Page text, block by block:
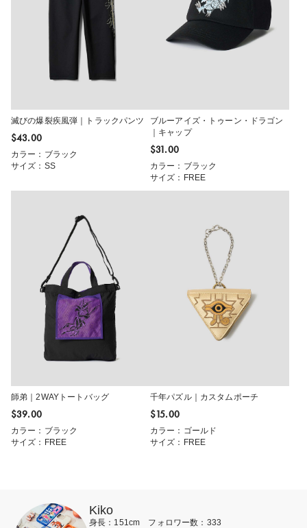
滅びの爆裂疾風弾｜トラックパンツ
$‌43.00
カラー：ブラック
サイズ：SS
ブルーアイズ・トゥーン・ドラゴン
｜キャップ
$‌31.00
カラー：ブラック
サイズ：FREE
師弟｜2WAYトートバッグ
$‌39.00
カラー：ブラック
サイズ：FREE
千年パズル｜カスタムポーチ
$‌15.00
カラー：ゴールド
サイズ：FREE
Kiko
身長：151cm フォロワー数：333